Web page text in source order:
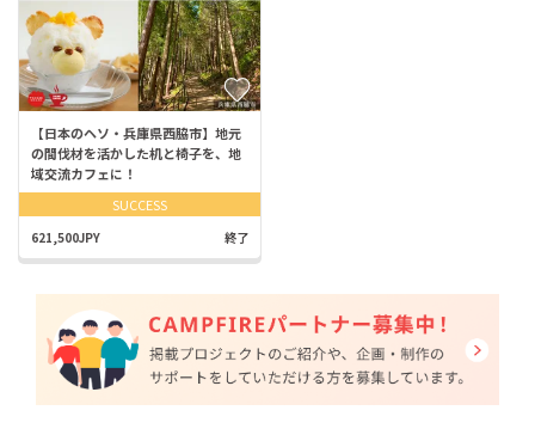
【日本のヘソ・兵庫県西脇市】地元
の間伐材を活かした机と椅子を、地
域交流カフェに！
SUCCESS
621,500JPY 終了